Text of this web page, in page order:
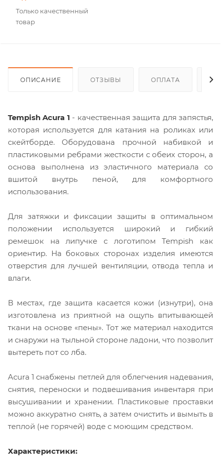
Только качественный
товар
ОПИСАНИЕ ОТЗЫВЫ ОПЛАТА
Tempish Acura 1 - качественная защита для запястья,
которая используется для катания на роликах или
скейтборде. Оборудована прочной набивкой и
пластиковыми ребрами жесткости с обеих сторон, а
основа выполнена из эластичного материала со
вшитой внутрь пеной, для комфортного
использования.
Для затяжки и фиксации защиты в оптимальном
положении используется широкий и гибкий
ремешок на липучке с логотипом Tempish как
ориентир. На боковых сторонах изделия имеются
отверстия для лучшей вентиляции, отвода тепла и
влаги.
В местах, где защита касается кожи (изнутри), она
изготовлена ​​из приятной на ощупь впитывающей
ткани на основе «пены». Тот же материал находится
и снаружи на тыльной стороне ладони, что позволит
вытереть пот со лба.
Acura 1 снабжены петлей для облегчения надевания,
снятия, переноски и подвешивания инвентаря при
высушивании и хранении. Пластиковые проставки
можно аккуратно снять, а затем очистить и вымыть в
теплой (не горячей) воде с моющим средством.
Характеристики: